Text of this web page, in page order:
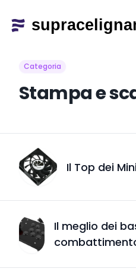
Categoria
Stampa e
Il Top dei
Il meglio dei